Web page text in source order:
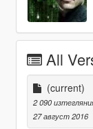
All
(current)
2 090
27 август 2016